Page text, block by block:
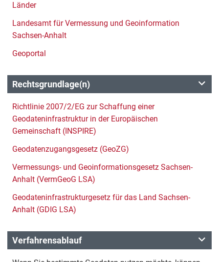
Länder
Landesamt für Vermessung und Geoinformation
Sachsen-Anhalt
Geoportal
Rechtsgrundlage(n)
Richtlinie 2007/2/EG zur Schaffung einer
Geodateninfrastruktur in der Europäischen
Gemeinschaft (INSPIRE)
Geodatenzugangsgesetz (GeoZG)
Vermessungs- und Geoinformationsgesetz Sachsen-
Anhalt (VermGeoG LSA)
Geodateninfrastrukturgesetz für das Land Sachsen-
Anhalt (GDIG LSA)
Verfahrensablauf